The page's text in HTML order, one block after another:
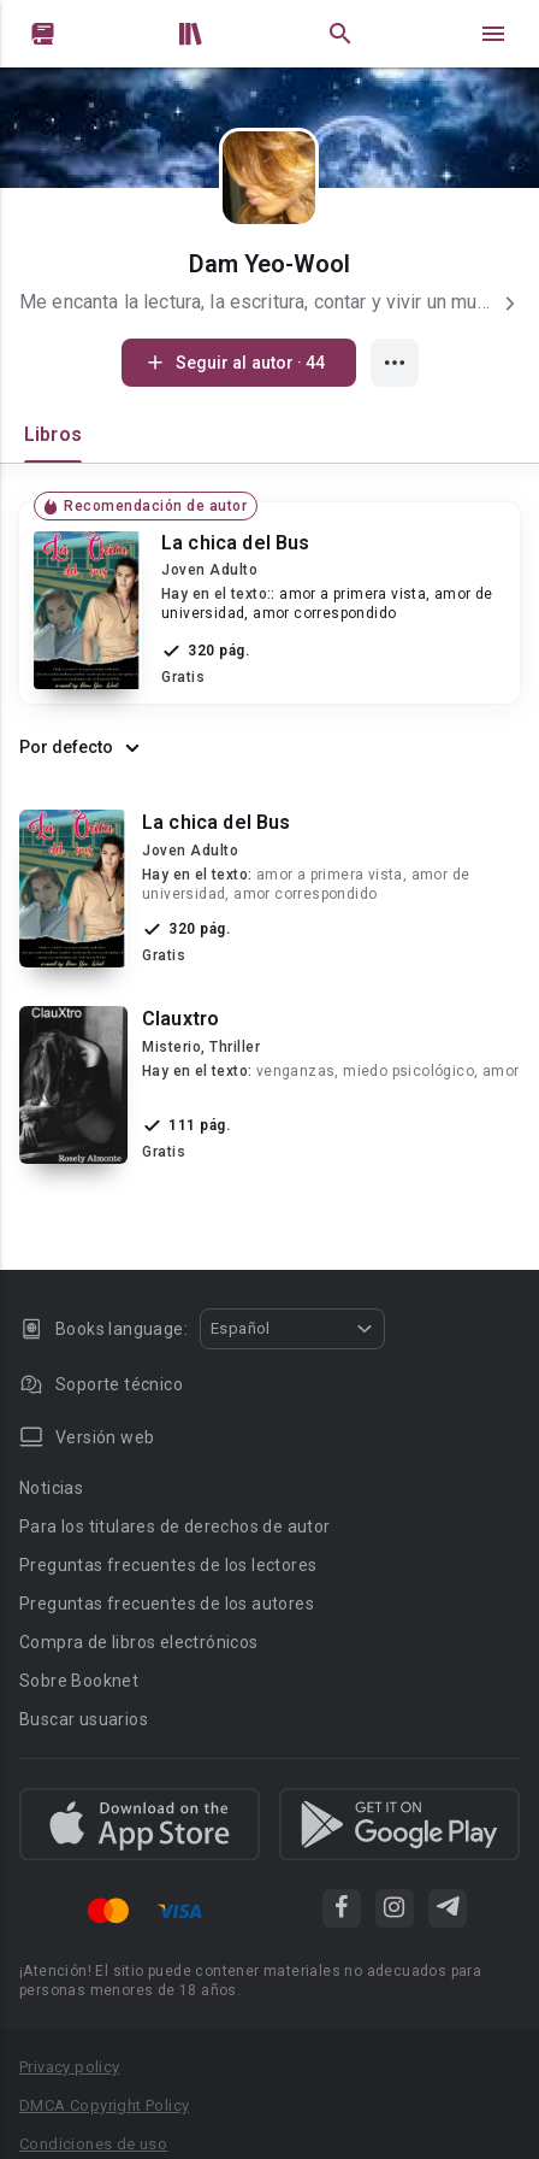
 
Dam Yeo-Wool
Me encanta la lectura, la escritura, contar y vivir un mundo lleno de alegria. Soy una persona que se adecua a las situaciones, pero que a veces no la sabe soportar como cualquier ser humano... Soy Dinamica. Extrovertida; muchas veces introvertida. Apasionada... Intuitiva... Escritora Principiante... Amante a los libros de Historia, Romance, Novelas Juveniles, Fantasias. Lectora Prezco. Amante de los Doramas y de los Kpop... La razón de vivir es vivir sin dañar sirviendo a otros. Amar y no ser correspondido me ha enseñado que los sentimientos no son obligatorios aceptarlos o corresponderlos; pero que si dejamos salirlos podemos cambiar las cosas, a lo mejor el confesarlo te ayude a ser correspondida o a abrir mas los ojos.
Seguir al autor · 44
Libros
Recomendación de autor
La chica del Bus
Joven Adulto
Hay en el texto::
universidad, amor correspondido
320 pág.
Gratis
Por defecto
La chica del Bus
Joven Adulto
Hay en el texto: amor a primera vista, amor de
universidad, amor correspondido
320 pág.
Gratis
Clauxtro
Misterio, Thriller
Hay en el texto: venganzas, miedo psicológico, amor
111 pág.
Gratis
Books language: Español
Soporte técnico
Versión web
Noticias
Para los titulares de derechos de autor
Preguntas frecuentes de los lectores
Preguntas frecuentes de los autores
Compra de libros electrónicos
Sobre Booknet
Buscar usuarios
¡Atención! El sitio puede contener materiales no adecuados para
personas menores de 18 años.
Privacy policy
DMCA Copyright Policy
Condiciones de uso